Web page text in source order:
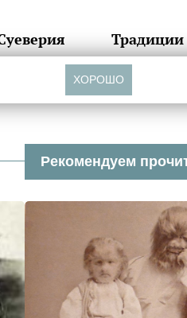
Традиции
Рекомендуем
ХОРОШО